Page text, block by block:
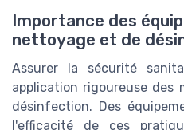
Importance des
nettoyage et de
Assurer la sécurité
application rigoureuse des
désinfection. Des
l'efficacité de ces